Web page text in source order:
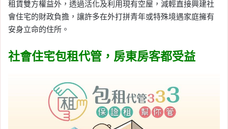
租賃雙方權益外，透過活化及利用現有空屋，減輕直接興建社
會住宅的財政負擔，讓許多在外打拼青年或特殊境遇家庭擁有
安身立命的住所。
社會住宅包租代管，房東房客都受益